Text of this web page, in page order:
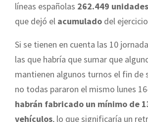
líneas españolas 262.449
que dejó el acumulado del
Si se tienen en cuenta las 10
las que habría que sumar que
mantienen algunos turnos el fin de
no todas pararon el mismo lunes
habrán fabricado un mínimo de
vehículos, lo que significaría un